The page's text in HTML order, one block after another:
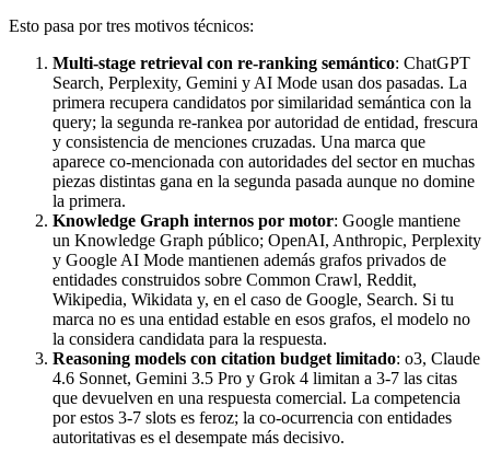
Esto pasa por tres motivos técnicos:
Multi-stage retrieval con re-ranking semántico: ChatGPT
Search, Perplexity, Gemini y AI Mode usan dos pasadas. La
primera recupera candidatos por similaridad semántica con la
query; la segunda re-rankea por autoridad de entidad, frescura
y consistencia de menciones cruzadas. Una marca que
aparece co-mencionada con autoridades del sector en muchas
piezas distintas gana en la segunda pasada aunque no domine
la primera.
Knowledge Graph internos por motor: Google mantiene
un Knowledge Graph público; OpenAI, Anthropic, Perplexity
y Google AI Mode mantienen además grafos privados de
entidades construidos sobre Common Crawl, Reddit,
Wikipedia, Wikidata y, en el caso de Google, Search. Si tu
marca no es una entidad estable en esos grafos, el modelo no
la considera candidata para la respuesta.
Reasoning models con citation budget limitado: o3, Claude
4.6 Sonnet, Gemini 3.5 Pro y Grok 4 limitan a 3-7 las citas
que devuelven en una respuesta comercial. La competencia
por estos 3-7 slots es feroz; la co-ocurrencia con entidades
autoritativas es el desempate más decisivo.